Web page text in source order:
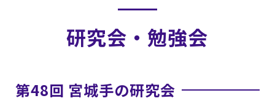
研究会・勉強会
第48回 宮城手の研究会